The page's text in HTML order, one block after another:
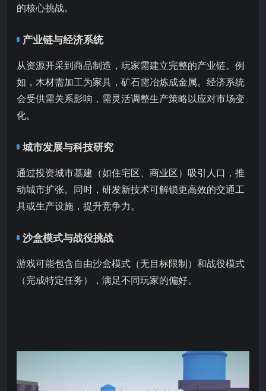
的核心挑战。
产业链与经济系统
从资源开采到商品制造，玩家需建立完整的产业链。例
如，木材需加工为家具，矿石需冶炼成金属。经济系统
会受供需关系影响，需灵活调整生产策略以应对市场变
化。
城市发展与科技研究
通过投资城市基建（如住宅区、商业区）吸引人口，推
动城市扩张。同时，研发新技术可解锁更高效的交通工
具或生产设施，提升竞争力。
沙盒模式与战役挑战
游戏可能包含自由沙盒模式（无目标限制）和战役模式
（完成特定任务），满足不同玩家的偏好。